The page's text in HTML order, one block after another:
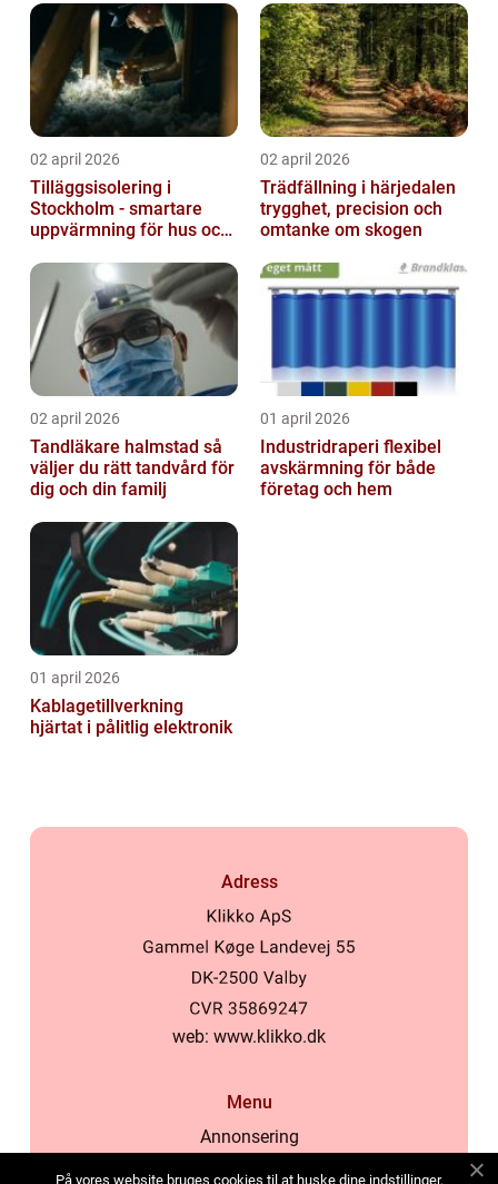
02 april 2026
Tilläggsisolering i
Stockholm - smartare
uppvärmning för hus och
02 april 2026
Trädfällning i härjedalen
trygghet, precision och
omtanke om skogen
02 april 2026
Tandläkare halmstad så
väljer du rätt tandvård för
dig och din familj
01 april 2026
Industridraperi flexibel
avskärmning för både
företag och hem
01 april 2026
Kablagetillverkning
hjärtat i pålitlig elektronik
Adress
web: www.klikko.dk
Menu
Annonsering
På vores website bruges cookies til at huske dine indstillinger,